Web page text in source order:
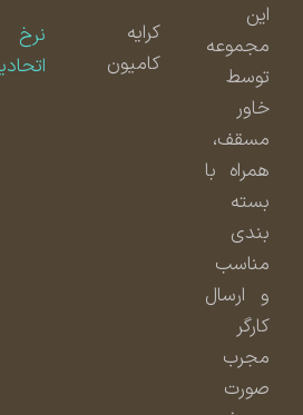
مجموعه
توسط
مسقف،
همراه با
بسته
بندی
مناسب
و ارسال
مجرب
صورت
کامیون
اتحادیه